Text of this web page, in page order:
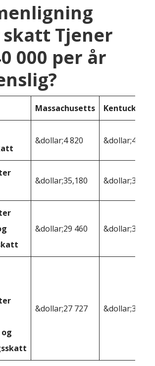
Tjener
000 per år
Massachusetts Kentucky
&dollar;4 820 &dollar;4 865
&dollar;35,180
&dollar;29 460 &dollar;33
&dollar;27 727